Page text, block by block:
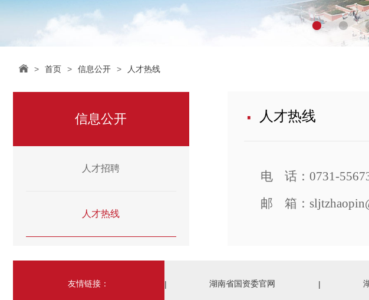
> 首页 > 信息公开 > 人才热线
信息公开
人才招聘
人才热线
· 人才热线
电 话：0731-
邮 箱：
友情链接： | 湖南省国资委官网 |